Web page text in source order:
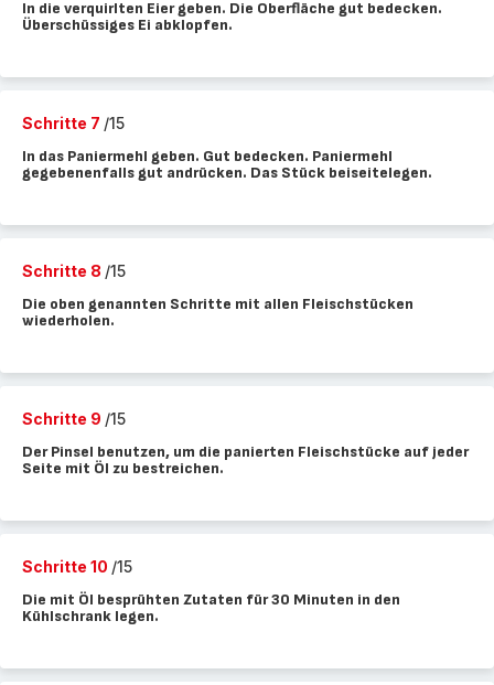
In die verquirlten Eier geben. Die Oberfläche gut bedecken.
Überschüssiges Ei abklopfen.
Schritte 7 /15
In das Paniermehl geben. Gut bedecken. Paniermehl
gegebenenfalls gut andrücken. Das Stück beiseitelegen.
Schritte 8 /15
Die oben genannten Schritte mit allen Fleischstücken
wiederholen.
Schritte 9 /15
Der Pinsel benutzen, um die panierten Fleischstücke auf jeder
Seite mit Öl zu bestreichen.
Schritte 10 /15
Die mit Öl besprühten Zutaten für 30 Minuten in den
Kühlschrank legen.